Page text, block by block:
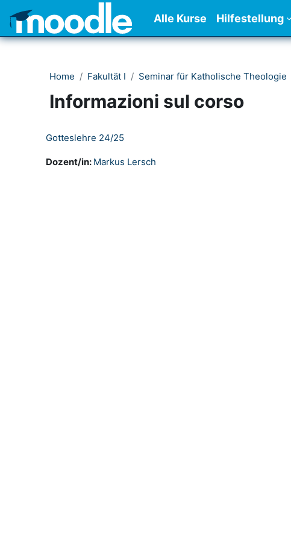
Vai al contenuto principale
Alle Kurse Hilfestellung
Home Fakultät I Seminar für Katholische Theologie
Informazioni sul corso
Gotteslehre 24/25
Dozent/in: Markus Lersch